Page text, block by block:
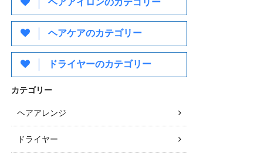
ヘアアイロンのカテゴリー
ヘアケアのカテゴリー
ドライヤーのカテゴリー
カテゴリー
ヘアアレンジ
ドライヤー